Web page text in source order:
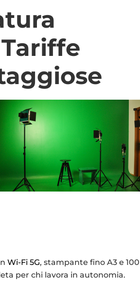
Wi-Fi 5G, stampante fino A3 e 100
per chi lavora in autonomia.